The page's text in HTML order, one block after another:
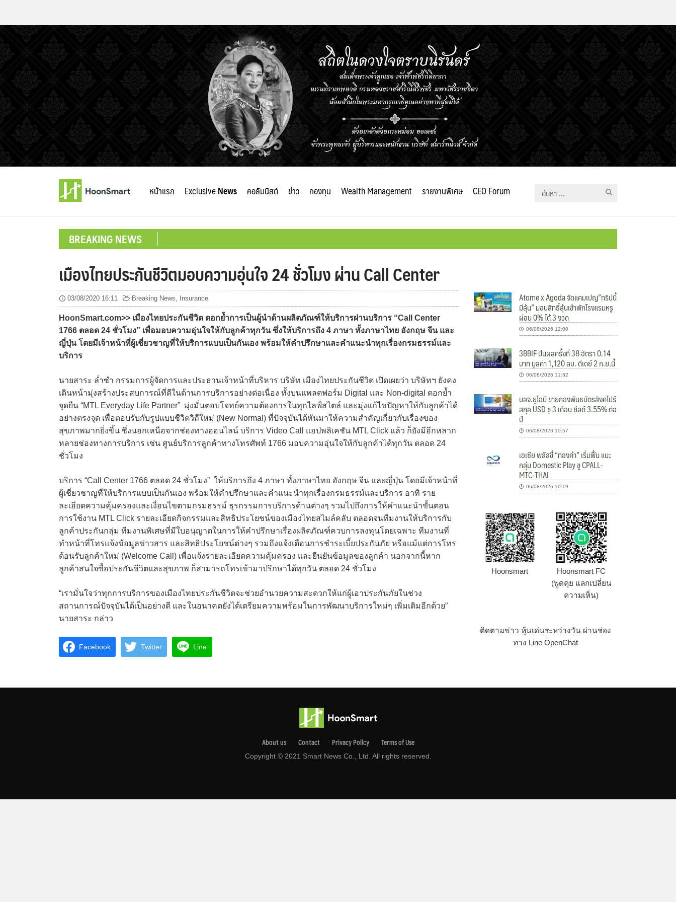
หน้าแรก ExclusiveNews คอลัมนิสต์ ข่าว กองทุน Wealth Management รายงานพิเศษ CEO Forum
ค้นหา
BREAKING NEWS
เมืองไทยประกันชีวิตมอบความอุ่นใจ 24 ชั่วโมง ผ่าน Call Center
03/08/2020 16:11 Breaking News, Insurance
HoonSmart.com>> เมืองไทยประกันชีวิต ตอกย้ำการเป็นผู้นำด้านผลิตภัณฑ์ให้บริการผ่านบริการ “Call Center
1766 ตลอด 24 ชั่วโมง” เพื่อมอบความอุ่นใจให้กับลูกค้าทุกวัน ซึ่งให้บริการถึง 4 ภาษา ทั้งภาษาไทย อังกฤษ จีน และ
ญี่ปุ่น โดยมีเจ้าหน้าที่ผู้เชี่ยวชาญที่ให้บริการแบบเป็นกันเอง พร้อมให้คำปรึกษาและคำแนะนำทุกเรื่องกรมธรรม์และ
บริการ
นายสาระ ล่ำซำ กรรมการผู้จัดการและประธานเจ้าหน้าที่บริหาร บริษัท เมืองไทยประกันชีวิต เปิดเผยว่า บริษัทฯ ยังคง
เดินหน้ามุ่งสร้างประสบการณ์ที่ดีในด้านการบริการอย่างต่อเนื่อง ทั้งบนแพลตฟอร์ม Digital และ Non-digital ตอกย้ำ
จุดยืน “MTL Everyday Life Partner” มุ่งมั่นตอบโจทย์ความต้องการในทุกไลฟ์สไตล์ และมุ่งแก้ไขปัญหาให้กับลูกค้าได้
อย่างตรงจุด เพื่อตอบรับกับรูปแบบชีวิตวิถีใหม่ (New Normal) ที่ปัจจุบันได้หันมาให้ความสำคัญเกี่ยวกับเรื่องของ
สุขภาพมากยิ่งขึ้น ซึ่งนอกเหนือจากช่องทางออนไลน์ บริการ Video Call แอปพลิเคชัน MTL Click แล้ว ก็ยังมีอีกหลาก
หลายช่องทางการบริการ เช่น ศูนย์บริการลูกค้าทางโทรศัพท์ 1766 มอบความอุ่นใจให้กับลูกค้าได้ทุกวัน ตลอด 24
ชั่วโมง
บริการ “Call Center 1766 ตลอด 24 ชั่วโมง” ให้บริการถึง 4 ภาษา ทั้งภาษาไทย อังกฤษ จีน และญี่ปุ่น โดยมีเจ้าหน้าที่
ผู้เชี่ยวชาญที่ให้บริการแบบเป็นกันเอง พร้อมให้คำปรึกษาและคำแนะนำทุกเรื่องกรมธรรม์และบริการ อาทิ ราย
ละเอียดความคุ้มครองและเงื่อนไขตามกรมธรรม์ ธุรกรรมการบริการด้านต่างๆ รวมไปถึงการให้คำแนะนำขั้นตอน
การใช้งาน MTL Click รายละเอียดกิจกรรมและสิทธิประโยชน์ของเมืองไทยสไมล์คลับ ตลอดจนทีมงานให้บริการกับ
ลูกค้าประกันกลุ่ม ทีมงานพิเศษที่มีใบอนุญาตในการให้คำปรึกษาเรื่องผลิตภัณฑ์ควบการลงทุนโดยเฉพาะ ทีมงานที่
ทำหน้าที่โทรแจ้งข้อมูลข่าวสาร และสิทธิประโยชน์ต่างๆ รวมถึงแจ้งเตือนการชำระเบี้ยประกันภัย หรือแม้แต่การโทร
ต้อนรับลูกค้าใหม่ (Welcome Call) เพื่อแจ้งรายละเอียดความคุ้มครอง และยืนยันข้อมูลของลูกค้า นอกจากนี้หาก
ลูกค้าสนใจซื้อประกันชีวิตและสุขภาพ ก็สามารถโทรเข้ามาปรึกษาได้ทุกวัน ตลอด 24 ชั่วโมง
“เรามั่นใจว่าทุกการบริการของเมืองไทยประกันชีวิตจะช่วยอำนวยความสะดวกให้แก่ผู้เอาประกันภัยในช่วง
สถานการณ์ปัจจุบันได้เป็นอย่างดี และในอนาคตยังได้เตรียมความพร้อมในการพัฒนาบริการใหม่ๆ เพิ่มเติมอีกด้วย”
นายสาระ กล่าว
Facebook Twitter Line
Atome x Agoda จัดแคมเปญ”ทริปนี้
มีลุ้น” มอบสิทธิ์ลุ้นเข้าพักโรงแรมหรู
ผ่อน 0% ได้ 3 งวด
06/08/2026 12:00
3BBIF ปันผลครั้งที่ 38 อัตรา 0.14
บาท มูลค่า 1,120 ลบ. ดีเดย์ 2 ก.ย.นี้
06/08/2026 11:32
บลจ.ยูโอบี ขายกองพันธบัตรสิงคโปร์
สกุล USD ชู 3 เดือน ยีลด์ 3.55% ต่อ
ปี
06/08/2026 10:57
เอเซีย พลัสชี้ “ทองคำ” เริ่มฟื้น แนะ
กลุ่ม Domestic Play ชู CPALL-
MTC-THAI
06/08/2026 10:19
Hoonsmart
Hoonsmart FC
(พูดคุย แลกเปลี่ยน
ความเห็น)
ติดตามข่าว หุ้นเด่นระหว่างวัน ผ่านช่อง
ทาง Line OpenChat
About us Contact Privacy Pollcy Terms of Use
Copyright © 2021 Smart News Co., Ltd. All rights reserved.